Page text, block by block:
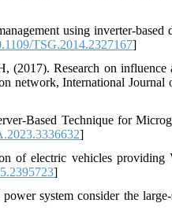
using inverter-based
TSG.2014.2327167]
Research on influence
network, International Journal
Based Technique for
]
of electric vehicles providing
]
system consider the